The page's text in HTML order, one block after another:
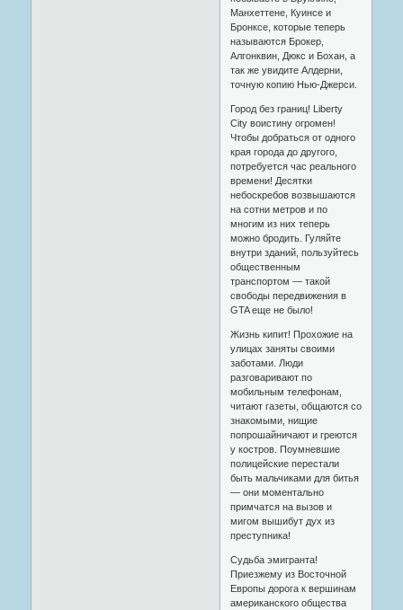
Манхеттене, Куинсе и
Бронксе, которые теперь
называются Брокер,
Алгонквин, Дюкс и Бохан, а
так же увидите Алдерни,
точную копию Нью-Джерси.
Город без границ! Liberty
City воистину огромен!
Чтобы добраться от одного
края города до другого,
потребуется час реального
времени! Десятки
небоскребов возвышаются
на сотни метров и по
многим из них теперь
можно бродить. Гуляйте
внутри зданий, пользуйтесь
общественным
транспортом — такой
свободы передвижения в
GTA еще не было!
Жизнь кипит! Прохожие на
улицах заняты своими
заботами. Люди
разговаривают по
мобильным телефонам,
читают газеты, общаются со
знакомыми, нищие
попрошайничают и греются
у костров. Поумневшие
полицейские перестали
быть мальчиками для битья
— они моментально
примчатся на вызов и
мигом вышибут дух из
преступника!
Судьба эмигранта!
Приезжему из Восточной
Европы дорога к вершинам
американского общества